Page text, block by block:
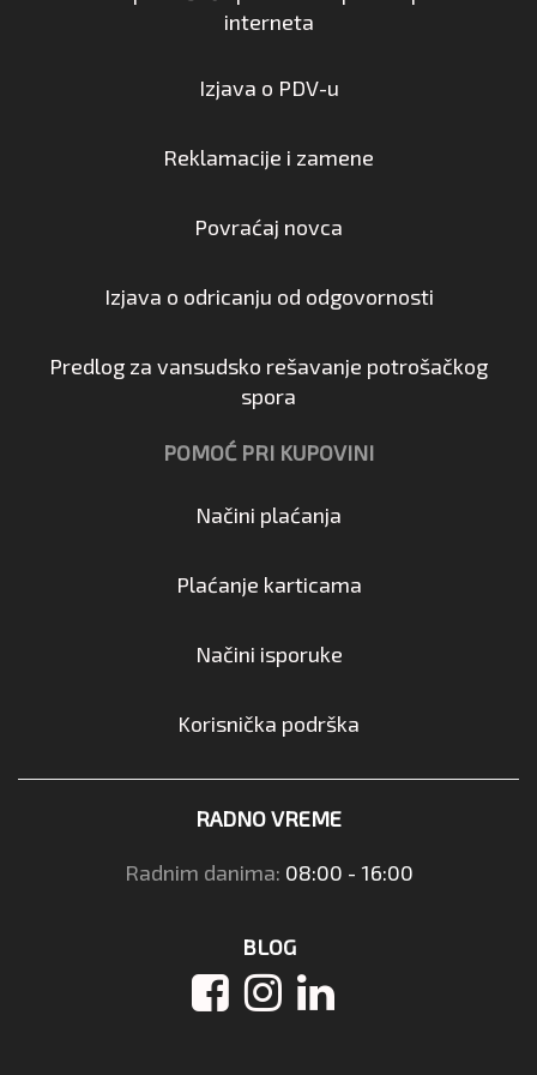
interneta
Izjava o PDV-u
Reklamacije i zamene
Povraćaj novca
Izjava o odricanju od odgovornosti
Predlog za vansudsko rešavanje potrošačkog
spora
POMOĆ PRI KUPOVINI
Načini plaćanja
Plaćanje karticama
Načini isporuke
Korisnička podrška
RADNO VREME
Radnim danima: 08:00 - 16:00
BLOG